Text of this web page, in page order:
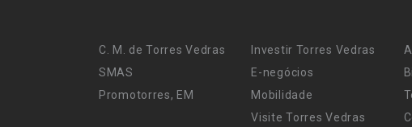
C. M. de Torres Vedras
SMAS
Promotorres, EM
Investir Torres Vedras
E-negócios
Mobilidade
Visite Torres Vedras